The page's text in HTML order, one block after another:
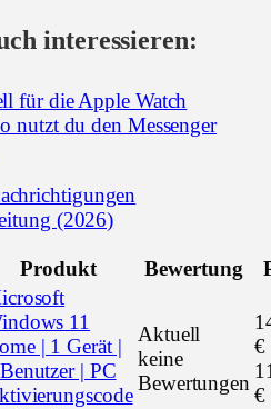
interessieren:
für die Apple Watch
nutzt du den Messenger
(2026)
Produkt Bewertung
11
| 1 Gerät |
| PC
Aktuell
keine
Bewertungen
€
€